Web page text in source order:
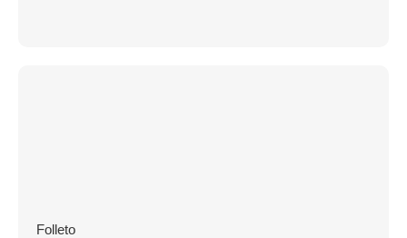
Folleto